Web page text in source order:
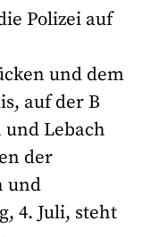
Polizei auf
und dem
auf der B
und Lebach
der
und
4. Juli, steht